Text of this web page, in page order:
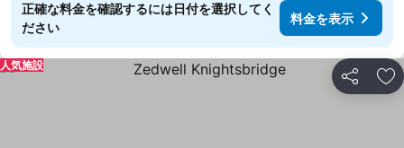
正確な料金を確認するには日付を選択してく
ださい
料金を表示
シェア お
人気施設